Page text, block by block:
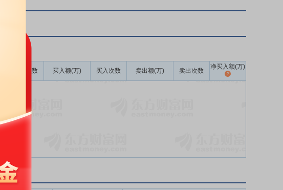
上榜次数 买入额(万) 买入次数 卖出额(万) 卖出次数
净买入额(万)